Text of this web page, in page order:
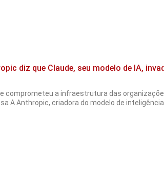
diz que Claude, seu modelo de IA,
comprometeu a infraestrutura das
A Anthropic, criadora do modelo de